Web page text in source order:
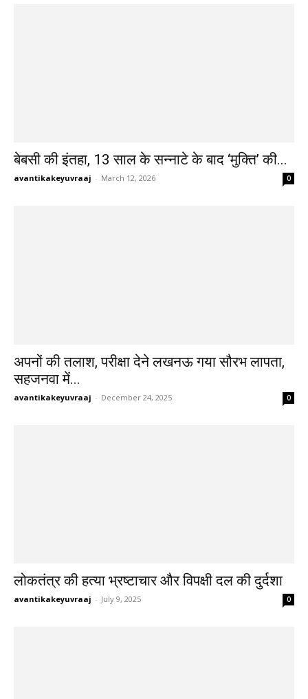
बेबसी की इंतहा, 13 साल के सन्नाटे के बाद ‘मुक्ति’ की...
avantikakeyuvraaj - March 12, 2026 0
अपनों की तलाश, परीक्षा देने लखनऊ गया सौरभ लापता,
सहजनवा में...
avantikakeyuvraaj - December 24, 2025 0
लोकतंत्र की हत्या भ्रष्टाचार और विपक्षी दल की दुर्दशा
avantikakeyuvraaj - July 9, 2025 0